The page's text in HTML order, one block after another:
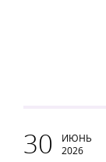
30
ИЮНЬ
2026